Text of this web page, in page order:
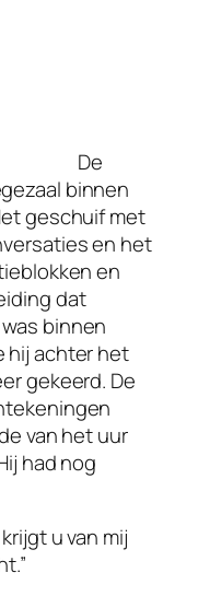
De
binnen
geschuif met
en het
en
dat
binnen
hij achter het
gekeerd. De
van het uur
had nog
u van mij